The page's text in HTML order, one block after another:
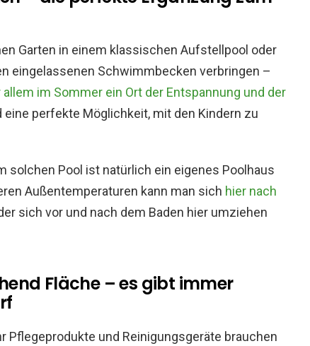
Garten in einem klassischen Aufstellpool oder
eingelassenen Schwimmbecken verbringen –
im Sommer ein Ort der Entspannung und der
eine perfekte Möglichkeit, mit den Kindern zu
solchen Pool ist natürlich ein eigenes Poolhaus
Außentemperaturen kann man sich hier nach
sich vor und nach dem Baden hier umziehen
Fläche – es gibt immer
Pflegeprodukte und Reinigungsgeräte brauchen